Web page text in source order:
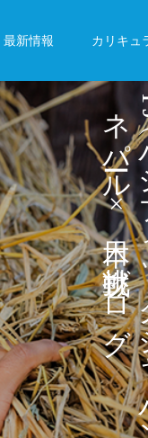
最新情報 カリキュ
ネ
パ
ル
×
ブ
ロ
グ